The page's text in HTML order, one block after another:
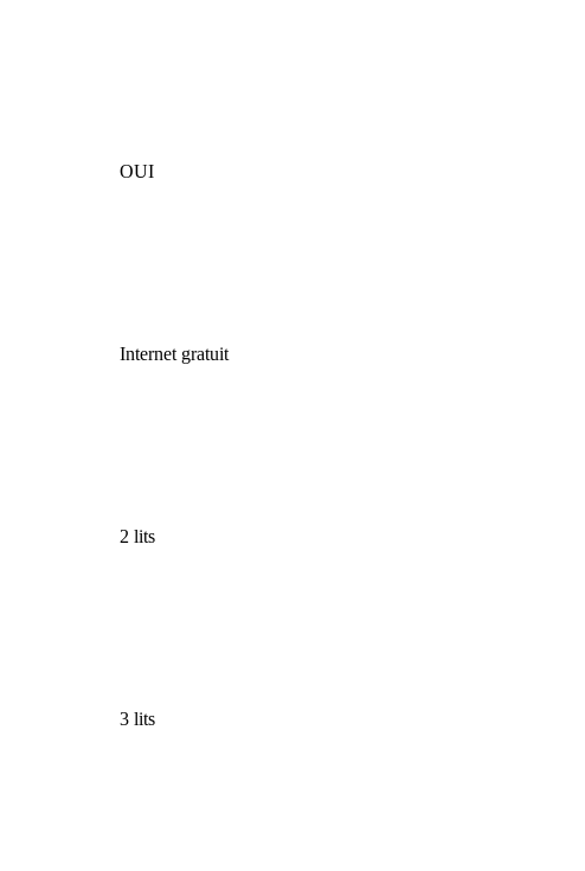
OUI
Internet gratuit
2 lits
3 lits